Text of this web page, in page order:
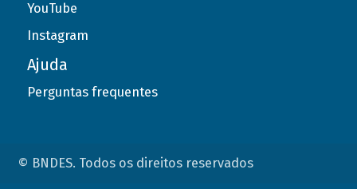
YouTube
Instagram
Ajuda
Perguntas frequentes
© BNDES. Todos os direitos reservados